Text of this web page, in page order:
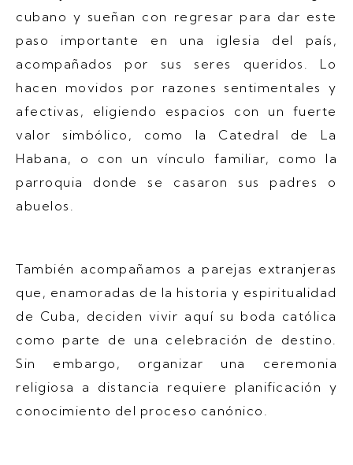
cubano y sueñan con regresar para dar este
paso importante en una iglesia del país,
acompañados por sus seres queridos. Lo
hacen movidos por razones sentimentales y
afectivas, eligiendo espacios con un fuerte
valor simbólico, como la Catedral de La
Habana, o con un vínculo familiar, como la
parroquia donde se casaron sus padres o
abuelos.
También acompañamos a parejas extranjeras
que, enamoradas de la historia y espiritualidad
de Cuba, deciden vivir aquí su boda católica
como parte de una celebración de destino.
Sin embargo, organizar una ceremonia
religiosa a distancia requiere planificación y
conocimiento del proceso canónico.